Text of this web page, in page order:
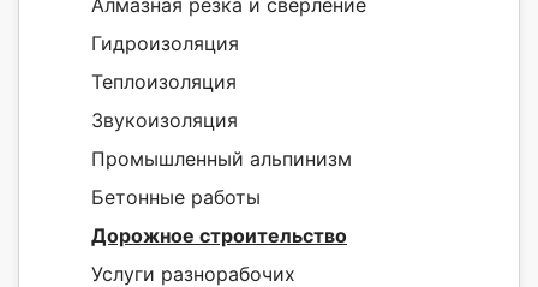
Гидроизоляция
Теплоизоляция
Звукоизоляция
Промышленный альпинизм
Бетонные работы
Дорожное строительство
Услуги разнорабочих